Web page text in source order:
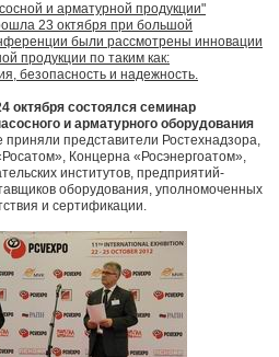
и арматурной продукции"
23 октября при большой
были рассмотрены инновации
продукции по таким как:
безопасность и надежность.
октября состоялся семинар
и арматурного оборудования
приняли представители Ростехнадзора,
Концерна «Росэнергоатом»,
институтов, предприятий-
оборудования, уполномоченных
и сертификации.